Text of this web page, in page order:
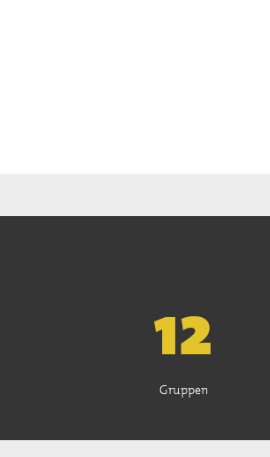
13
Gruppen